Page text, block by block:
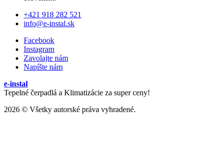
+421 918 282 521
info@e-instal.sk
Facebook
Instagram
Zavolajte nám
Napíšte nám
e-instal
Tepelné čerpadlá a Klimatizácie za super ceny!
2026 © Všetky autorské práva vyhradené.